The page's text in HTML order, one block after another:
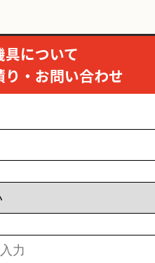
具について
・お問い合わせ